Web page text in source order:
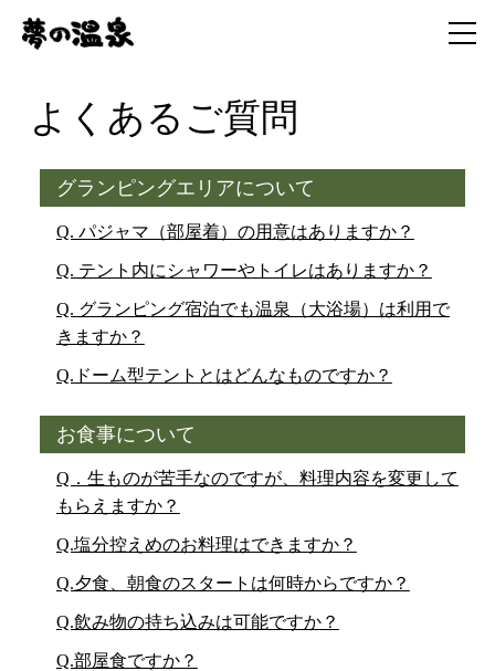
よくあるご質問
グランピングエリアについて
Q. パジャマ（部屋着）の用意はありますか？
Q. テント内にシャワーやトイレはありますか？
Q. グランピング宿泊でも温泉（大浴場）は利用で
きますか？
Q.ドーム型テントとはどんなものですか？
お食事について
Q．生ものが苦手なのですが、料理内容を変更して
もらえますか？
Q.塩分控えめのお料理はできますか？
Q.夕食、朝食のスタートは何時からですか？
Q.飲み物の持ち込みは可能ですか？
Q.部屋食ですか？